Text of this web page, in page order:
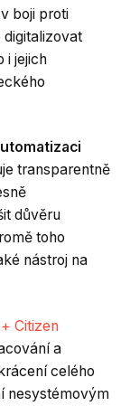
boji proti
digitalizovat
i jejich
transparentně
důvěru
toho
nástroj na
Citizen
a
celého
nesystémovým